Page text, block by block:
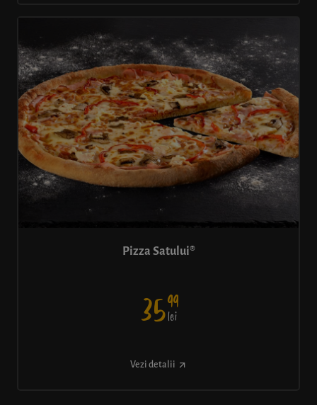
Pizza Satului®
3599
lei
Vezi detalii